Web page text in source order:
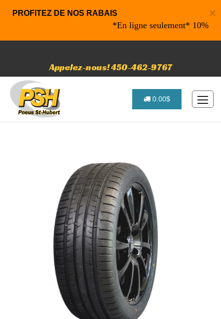
×
PROFITEZ DE NOS RABAIS
*En ligne seulement* 10% de
Appelez-nous! 450-462-9767
0.00$